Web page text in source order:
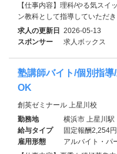
【仕事内容】理科/やる気スイ
ン教科として指導していただ
求人の更新日 2026-05-13
スポンサー
求人ボックス
塾講師バイト/個別指
OK
創英ゼミナール 上星川校
勤務地
横浜市 上星川駅
給与タイプ
固定報酬2,254
雇用形態
アルバイト・パ